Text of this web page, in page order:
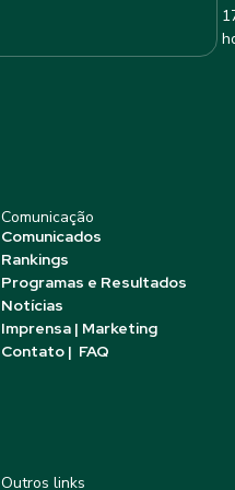
Comunicação
Comunicados
Rankings
Programas e Resultados
Notícias
Imprensa | Marketing
Contato | FAQ
Outros links